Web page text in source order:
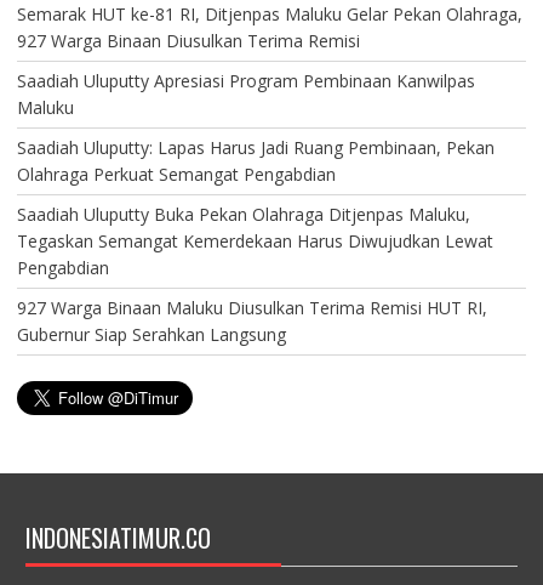
Semarak HUT ke-81 RI, Ditjenpas Maluku Gelar Pekan Olahraga,
927 Warga Binaan Diusulkan Terima Remisi
Saadiah Uluputty Apresiasi Program Pembinaan Kanwilpas
Maluku
Saadiah Uluputty: Lapas Harus Jadi Ruang Pembinaan, Pekan
Olahraga Perkuat Semangat Pengabdian
Saadiah Uluputty Buka Pekan Olahraga Ditjenpas Maluku,
Tegaskan Semangat Kemerdekaan Harus Diwujudkan Lewat
Pengabdian
927 Warga Binaan Maluku Diusulkan Terima Remisi HUT RI,
Gubernur Siap Serahkan Langsung
INDONESIATIMUR.CO